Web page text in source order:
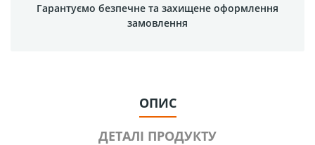
Гарантуємо безпечне та захищене оформлення
замовлення
ОПИС
ДЕТАЛІ ПРОДУКТУ